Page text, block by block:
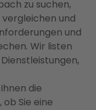
zu suchen,
und
und
Wir listen
die
Sie eine